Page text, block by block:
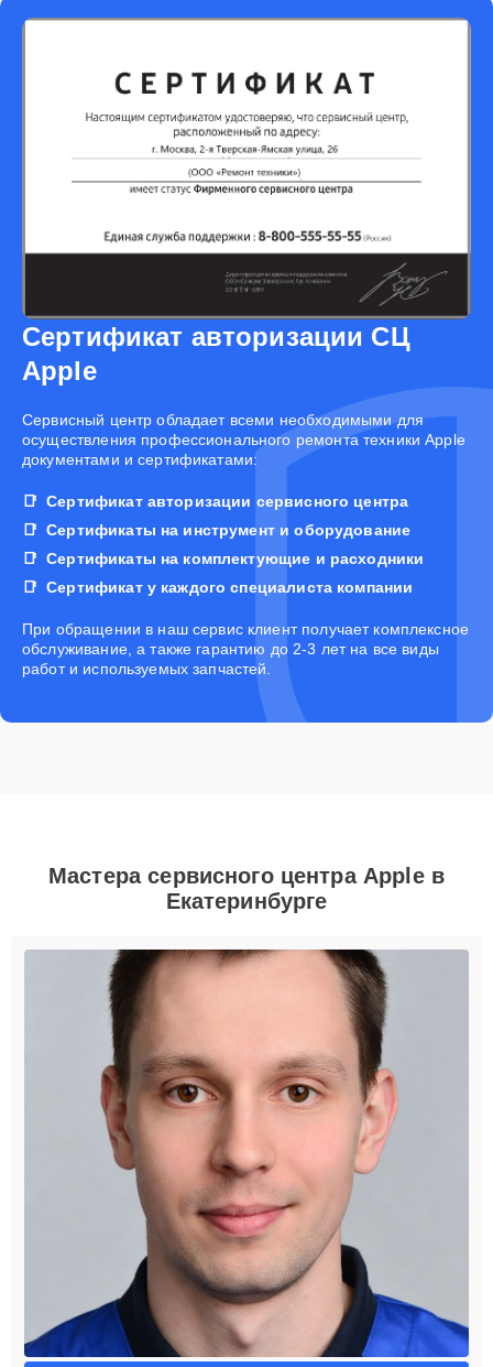
Сертификат авторизации СЦ
Apple
Cервисный центр обладает всеми необходимыми для
осуществления профессионального ремонта техники Apple
документами и сертификатами:
Сертификат авторизации сервисного центра
Сертификаты на инструмент и оборудование
Сертификаты на комплектующие и расходники
Сертификат у каждого специалиста компании
При обращении в наш сервис клиент получает комплексное
обслуживание, а также гарантию до 2-3 лет на все виды
работ и используемых запчастей.
Мастера сервисного центра Apple в
Екатеринбурге